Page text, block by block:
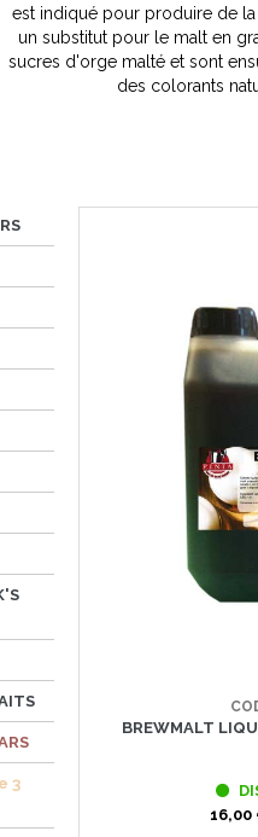
est indiqué pour produire de
un substitut pour le malt en
sucres d'orge malté et sont
des colorants
3
BREWMALT
16,00